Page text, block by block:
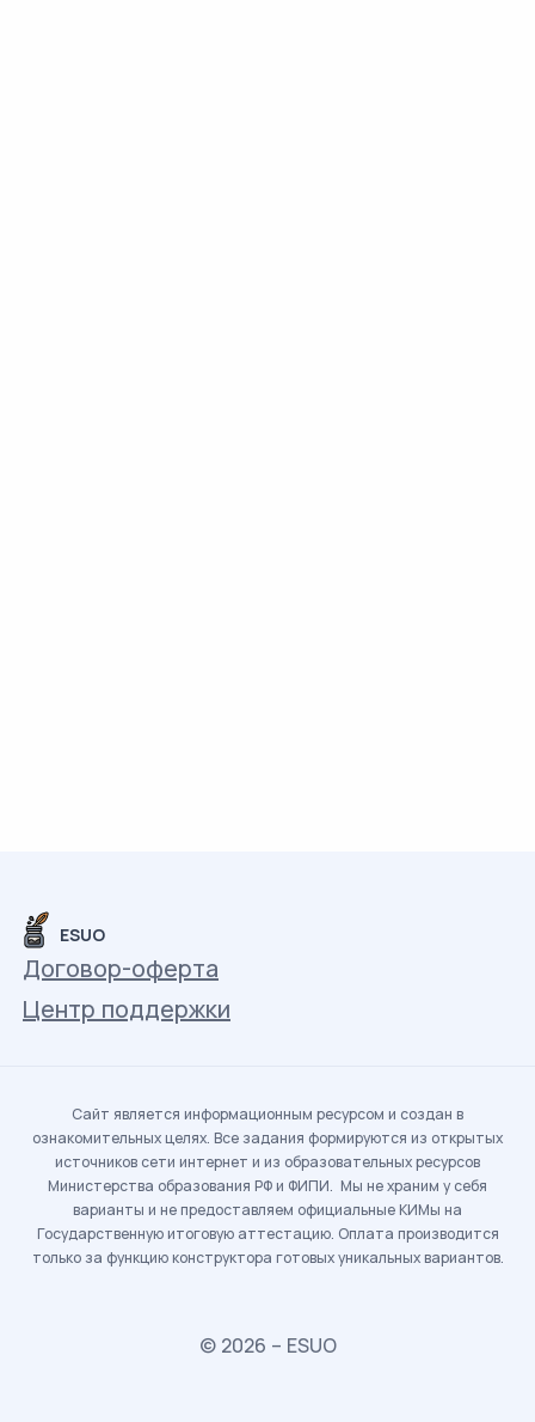
ESUO
Договор-оферта
Центр поддержки
Сайт является информационным ресурсом и создан в
ознакомительных целях. Все задания формируются из открытых
источников сети интернет и из образовательных ресурсов
Министерства образования РФ и ФИПИ. Мы не храним у себя
варианты и не предоставляем официальные КИМы на
Государственную итоговую аттестацию. Оплата производится
только за функцию конструктора готовых уникальных вариантов.
© 2026 – ESUO